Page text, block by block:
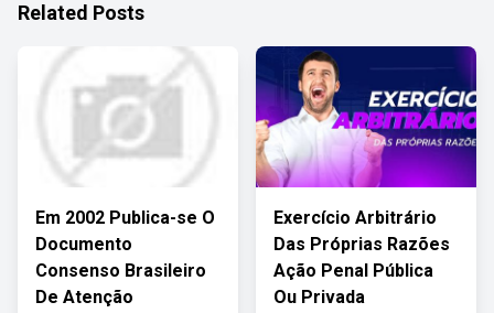
Related Posts
Em 2002 Publica-se O
Documento
Consenso Brasileiro
De Atenção
Exercício Arbitrário
Das Próprias Razões
Ação Penal Pública
Ou Privada